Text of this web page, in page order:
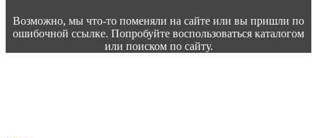
Возможно, мы что-то поменяли на сайте или вы пришли по
ошибочной ссылке. Попробуйте воспользоваться каталогом
или поиском по сайту.